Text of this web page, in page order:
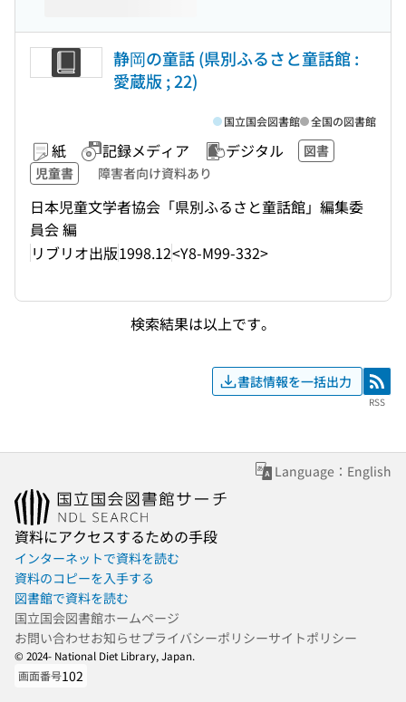
静岡の童話 (県別ふるさと童話館 :
愛蔵版 ; 22)
紙 記録メディア デジタル
図書
児童書
障害者向け資料あり
日本児童文学者協会「県別ふるさと童話館」編集委
員会 編
リブリオ出版1998.12<Y8-M99-332>
国立国会図書館 全国の図書館
検索結果は以上です。
書誌情報を一括出力 RSS
RSS
Language：English
資料にアクセスするための手段
インターネットで資料を読む
資料のコピーを入手する
図書館で資料を読む
国立国会図書館ホームページ
お問い合わせお知らせプライバシーポリシーサイトポリシー
© 2024- National Diet Library, Japan.
画面番号102